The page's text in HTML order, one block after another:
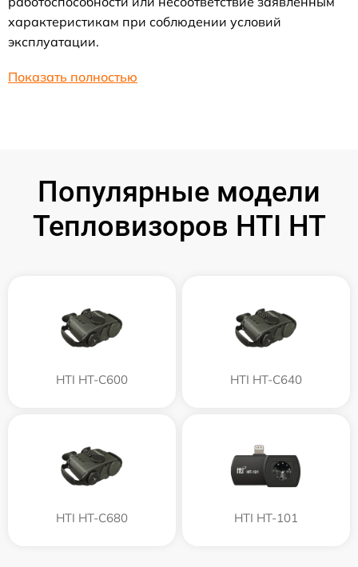
характеристикам при соблюдении условий
эксплуатации.
Показать полностью
Популярные модели
Тепловизоров HTI HT
HTI HT-C600 HTI HT-C640
HTI HT-C680 HTI HT-101